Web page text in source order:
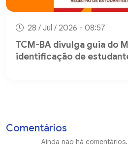
28 / Jul / 2026 - 08:57
TCM-BA divulga guia do
identificação de
Comentários
Ainda não há